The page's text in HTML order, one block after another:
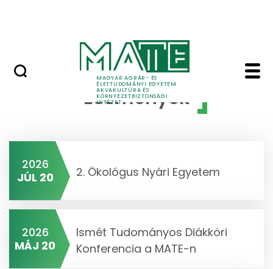
MAGYAR AGRÁR- ÉS
ÉLETTUDOMÁNYI EGYETEM
AKVAKULTÚRA ÉS
KÖRNYEZETBIZTONSÁGI
INTÉZET
Események -
Események
2026
JÚL 20
2. Ökológus Nyári Egyetem
2026
MÁJ 20
Ismét Tudományos Diákköri
Konferencia a MATE-n